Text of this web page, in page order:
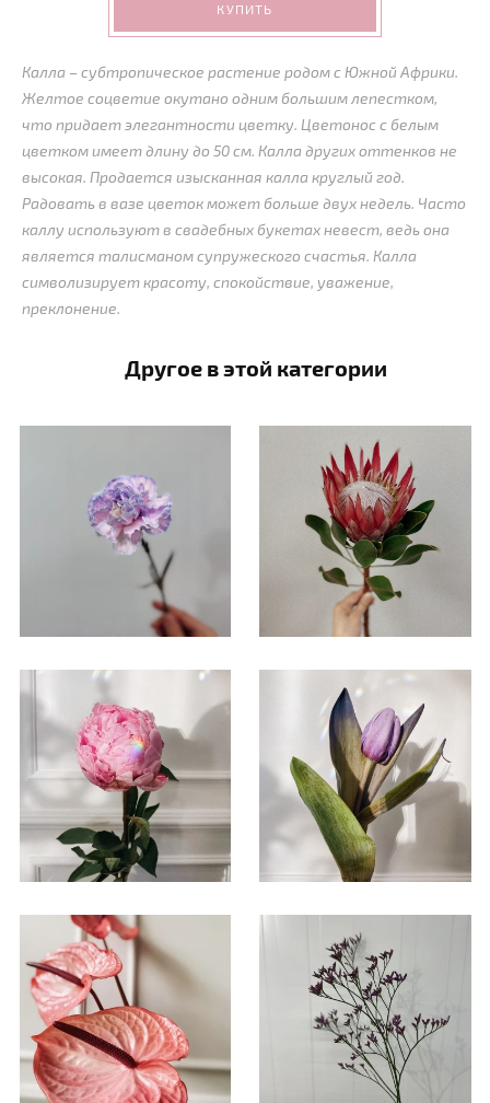
КУПИТЬ
Калла – субтропическое растение родом с Южной Африки.
Желтое соцветие окутано одним большим лепестком,
что придает элегантности цветку. Цветонос с белым
цветком имеет длину до 50 см. Калла других оттенков не
высокая. Продается изысканная калла круглый год.
Радовать в вазе цветок может больше двух недель. Часто
каллу используют в свадебных букетах невест, ведь она
является талисманом супружеского счастья. Калла
символизирует красоту, спокойствие, уважение,
преклонение.
Другое в этой категории